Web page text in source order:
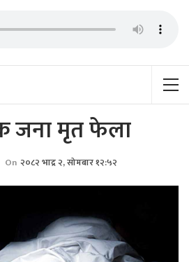
जना मृत फेला
On २०८२ भाद्र २, सोमबार १२:५२